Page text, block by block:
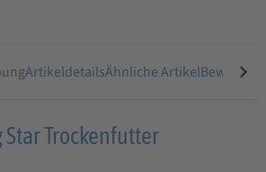
ArtikeldetailsÄhnliche Artikel
Star Trockenfutter